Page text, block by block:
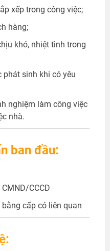
xếp trong công việc;
hàng;
khó, nhiệt tình trong
phát sinh khi có yêu
nghiệm làm công việc
nhà.
ban đầu:
CCCD
cấp có liên quan